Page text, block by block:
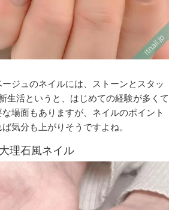
ジュのネイルには、ストーンとスタッ
生活というと、はじめての経験が多くて
場面もありますが、ネイルのポイント
気分も上がりそうですよね。
理石風ネイル